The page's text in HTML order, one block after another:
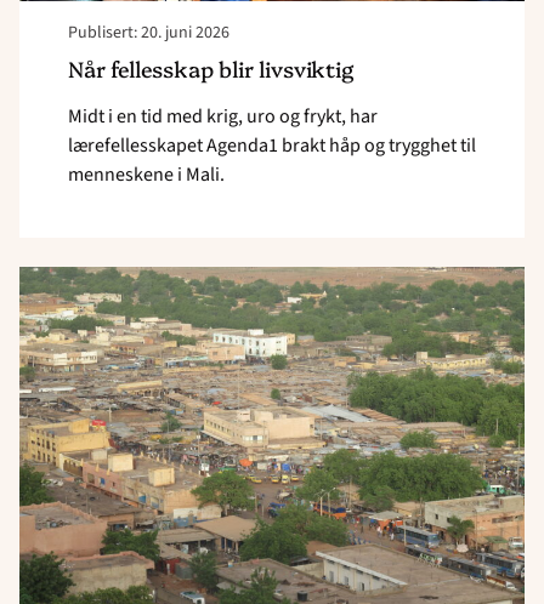
Publisert: 20. juni 2026
Når fellesskap blir livsviktig
Midt i en tid med krig, uro og frykt, har
lærefellesskapet Agenda1 brakt håp og trygghet til
menneskene i Mali.
Read
article
"Mali
rystet
av
omfattende
angrep"